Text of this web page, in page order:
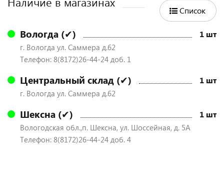
Список
Вологда (✔) 1 шт
г. Вологда ул. Саммера д.62
Телефон: 8(8172)26-44-24 доб. 1
Центральный склад (✔) 1 шт
г. Вологда ул. Саммера д.62
Шексна (✔) 1 шт
Вологодская обл.,п. Шексна, ул. Шоссейная, д. 5А
Телефон: 8(8172)26-44-24 доб. 4